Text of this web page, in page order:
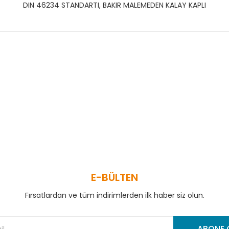
DIN 46234 STANDARTI, BAKIR MALEMEDEN KALAY KAPLI
E-BÜLTEN
Fırsatlardan ve tüm indirimlerden ilk haber siz olun.